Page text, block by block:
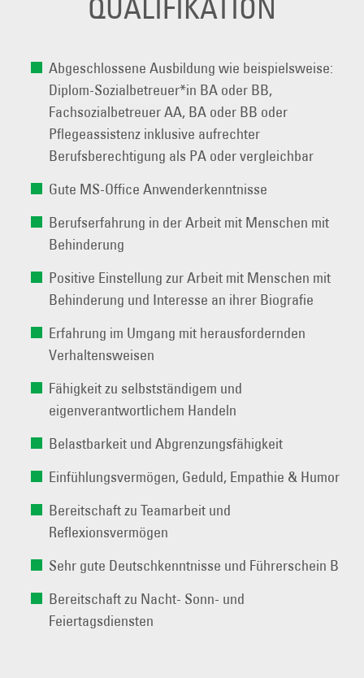
QUALIFIKATION
Abgeschlossene Ausbildung wie beispielsweise:
Diplom-Sozialbetreuer*in BA oder BB,
Fachsozialbetreuer AA, BA oder BB oder
Pflegeassistenz inklusive aufrechter
Berufsberechtigung als PA oder vergleichbar
Gute MS-Office Anwenderkenntnisse
Berufserfahrung in der Arbeit mit Menschen mit
Behinderung
Positive Einstellung zur Arbeit mit Menschen mit
Behinderung und Interesse an ihrer Biografie
Erfahrung im Umgang mit herausfordernden
Verhaltensweisen
Fähigkeit zu selbstständigem und
eigenverantwortlichem Handeln
Belastbarkeit und Abgrenzungsfähigkeit
Einfühlungsvermögen, Geduld, Empathie & Humor
Bereitschaft zu Teamarbeit und
Reflexionsvermögen
Sehr gute Deutschkenntnisse und Führerschein B
Bereitschaft zu Nacht- Sonn- und
Feiertagsdiensten